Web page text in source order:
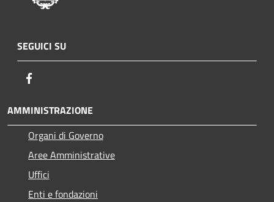
SEGUICI SU
AMMINISTRAZIONE
Organi di Governo
Aree Amministrative
Uffici
Enti e fondazioni